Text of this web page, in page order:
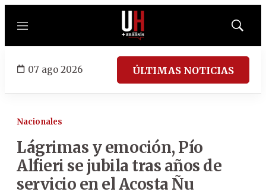
Menú
Mostrar
07 ago 2026 ÚLTIMAS NOTICIAS
Nacionales
Lágrimas y emoción, Pío
Alfieri se jubila tras años de
servicio en el Acosta Ñu